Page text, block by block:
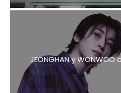
JEONGHAN y WONWOO